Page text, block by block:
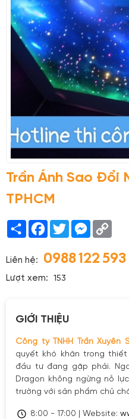
Trần Ánh Sao Đổi
TPHCM
Share Facebook
TwitterMessenger
Liên hệ: 0988 122 593
Lượt xem: 153
GIỚI THIỆU
Công ty TNHH Trần Xuyên
quyết khó khăn trong
đầu tư đang gặp phải.
Dragon không ngừng nỗ
trường với sản phẩm chủ
8:00 - 17:00 | Website: